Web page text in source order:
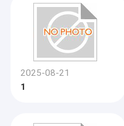
2025-08-21
1